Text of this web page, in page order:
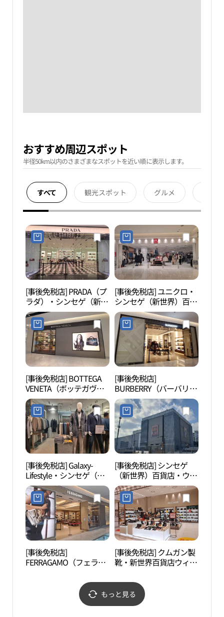
おすすめ周辺スポット
半径50km以内のさまざまなスポットを近い順に表示します。
すべて 観光スポット グルメ
[事後免税店] PRADA（プ
ラダ）・シンセゲ（新世
界）百貨店ウィジョンブ
（議政府）店(프라다 신
세계백화점 의정부점)
[事後免税店] ユニクロ・
シンセゲ（新世界）百貨
店ウィジョンブ（議政
府）店(유니클로 신세계
백화점 의정부점)
[事後免税店] BOTTEGA
VENETA（ボッテガヴェ
ネタ）・シンセゲ（新世
界）百貨店ウィジョンブ
（議政府）店(보테가베
네타 신세계백화점 의정
부점)
[事後免税店]
BURBERRY（バーバリ
ー）・シンセゲ（新世
界）百貨店ウィジョンブ
（議政府）店(버버리 신
세계백화점 의정부점)
[事後免税店] Galaxy-
Lifestyle・シンセゲ（新
世界）百貨店ウィジョン
ブ（議政府）店(갤럭시
라이프스타일 신세계백
화점 의정부점)
[事後免税店] シンセゲ
（新世界）百貨店・ウィ
ジョンブ（議政府）店
(신세계백화점 의정부점)
[事後免税店]
FERRAGAMO（フェラガ
界）百貨店ウィジョンブ
（議政府）店(페라가모
신세계백화점 의정부점)
[事後免税店] クムガン製
靴・新世界百貨店ウィジ
강제화 신세계백화점 의
정부점)
もっと見る